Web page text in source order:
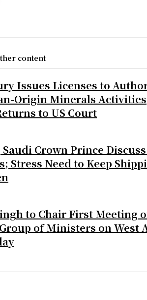
content
Issues Licenses to
Origin Minerals
to US Court
Crown Prince
Stress Need to Keep
to Chair First Meeting
of Ministers on West